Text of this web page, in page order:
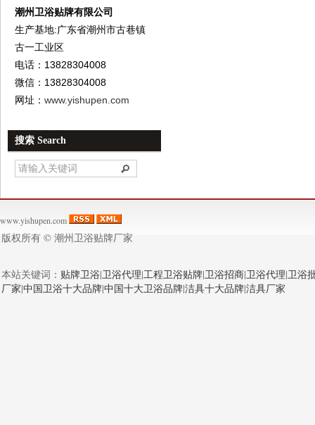
潮州卫浴贴牌有限公司
生产基地:广东省潮州市古巷镇
古一工业区
电话：13828304008
微信：13828304008
网址： www.yishupen.com
搜索 Search
www.yishupen.com
版权所有 © 潮州卫浴贴牌厂家
本站关键词： 贴牌卫浴|卫浴代理|工程卫浴贴牌|卫浴招商|卫浴代理|卫浴
厂家|中国卫浴十大品牌|中国十大卫浴品牌|洁具十大品牌|洁具厂家